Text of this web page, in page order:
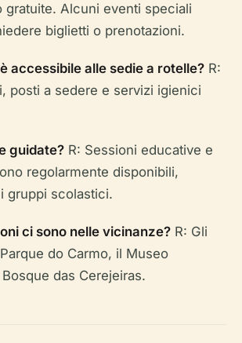
gratuite. Alcuni eventi speciali
biglietti o prenotazioni.
accessibile alle sedie a rotelle? R:
posti a sedere e servizi igienici
guidate? R: Sessioni educative e
regolarmente disponibili,
gruppi scolastici.
ci sono nelle vicinanze? R: Gli
do Carmo, il Museo
das Cerejeiras.